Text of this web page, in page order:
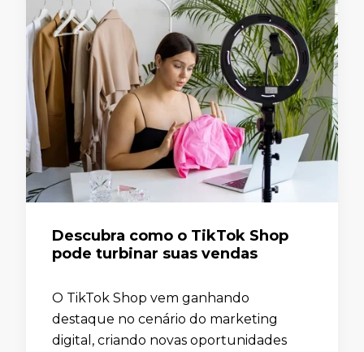
Descubra como o TikTok Shop
pode turbinar suas vendas
O TikTok Shop vem ganhando
destaque no cenário do marketing
digital, criando novas oportunidades